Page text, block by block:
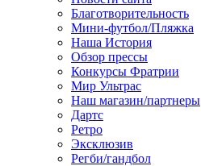
Благотворительность
Мини-футбол/Пляжка
Наша История
Обзор прессы
Конкурсы Фратрии
Мир Ультрас
Наш магазин/партнеры
Дартс
Ретро
Эксклюзив
Регби/гандбол